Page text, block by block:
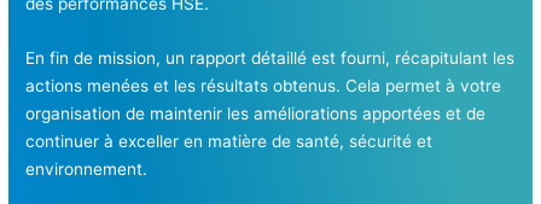
En fin de mission, un rapport détaillé est fourni, récapitulant les
actions menées et les résultats obtenus. Cela permet à votre
organisation de maintenir les améliorations apportées et de
continuer à exceller en matière de santé, sécurité et
environnement.